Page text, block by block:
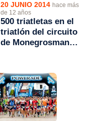
20 JUNIO 2014 hace más
de 12 años
500 triatletas en el
triatlón del circuito
de Monegrosman